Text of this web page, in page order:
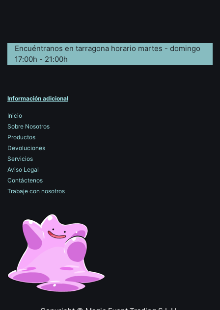
Encuéntranos en tarragona horario martes - domingo
17:00h - 21:00h
Información adicional
Inicio
Sobre Nosotros
Productos
Devoluciones
Servicios
Aviso Legal
Contáctenos
Trabaje con nosotros